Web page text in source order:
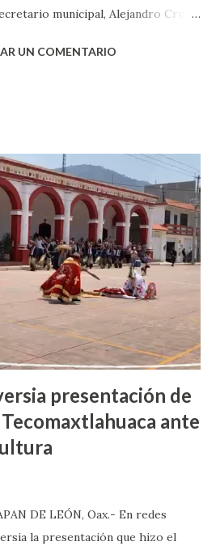
municipal, Alejandro Cruz
de determinarán quienes
solo dan el aval, sin
costumbres y tradiciones de
Salvador Bazante, Gobernador
dijo que las danzas que se
El Macho y Los Rubios, quienes
explicó que por primera vez
y viejas generaciones, haciendo de
UN COMENTARIO
presentación de
ante
DE LEÓN, Oax.- En redes
la presentación que hizo el